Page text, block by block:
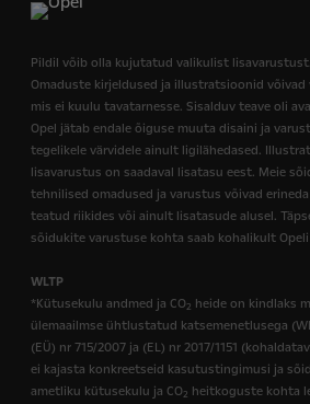
Pildil võib olla kujutatud valikulist lisavarustust.
Omaduste kirjeldused ja illustratsioonid võivad
mis ei kuulu tavatarnesse. Sisalduv teave oli
Opel jätab endale õiguse muuta disaini ja
tegelikele värvidele ainult ligilähedased.
lisavarustus on saadaval lisatasu eest. Meie
tehnilised omadused ja varustus võivad
teatud riikides või ainult lisatasude alusel.
sõidukite varustuse kohta saab kohalikult
WLTP
*Kütusekulu andmed ja CO2 heide on kindlaks
ülemaailmse ühtlustatud katsemenetlusega
(EÜ) nr 715/2007 ja (EL) nr 2017/1151
ei kajasta konkreetseid kasutustingimusi ja
ametliku kütusekulu ja CO2 heitkoguste kohta